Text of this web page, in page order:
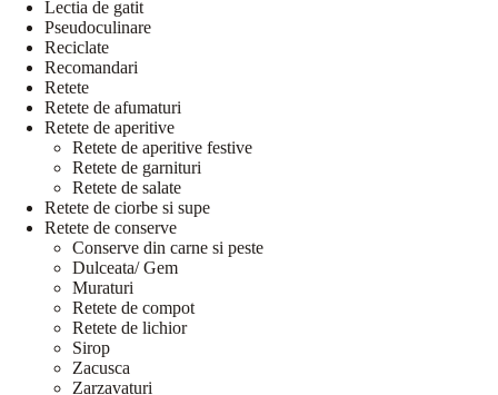
Lectia de gatit
Pseudoculinare
Reciclate
Recomandari
Retete
Retete de afumaturi
Retete de aperitive
Retete de aperitive festive
Retete de garnituri
Retete de salate
Retete de ciorbe si supe
Retete de conserve
Conserve din carne si peste
Dulceata/ Gem
Muraturi
Retete de compot
Retete de lichior
Sirop
Zacusca
Zarzavaturi